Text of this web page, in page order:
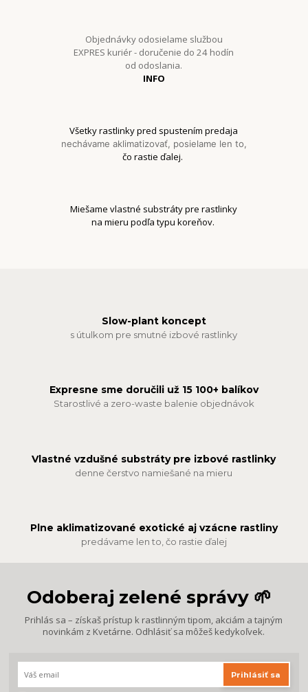
Objednávky odosielame službou
EXPRES kuriér - doručenie do 24 hodín
od odoslania.
INFO
Všetky rastlinky pred spustením predaja
nechávame aklimatizovať, posielame len to,
čo rastie ďalej.
Miešame vlastné substráty pre rastlinky
na mieru podľa typu koreňov.
Slow-plant koncept
s útulkom pre smutné izbové rastlinky
Expresne sme doručili už 15 100+ balíkov
Starostlivé a zero-waste balenie objednávok
Vlastné vzdušné substráty pre izbové rastlinky
denne čerstvo namiešané na mieru
Plne aklimatizované exotické aj vzácne rastliny
predávame len to, čo rastie ďalej
Odoberaj zelené správy 🌱
Prihlás sa – získaš prístup k rastlinným tipom, akciám a tajným
novinkám z Kvetárne. Odhlásiť sa môžeš kedykoľvek.
Prihlásiť sa